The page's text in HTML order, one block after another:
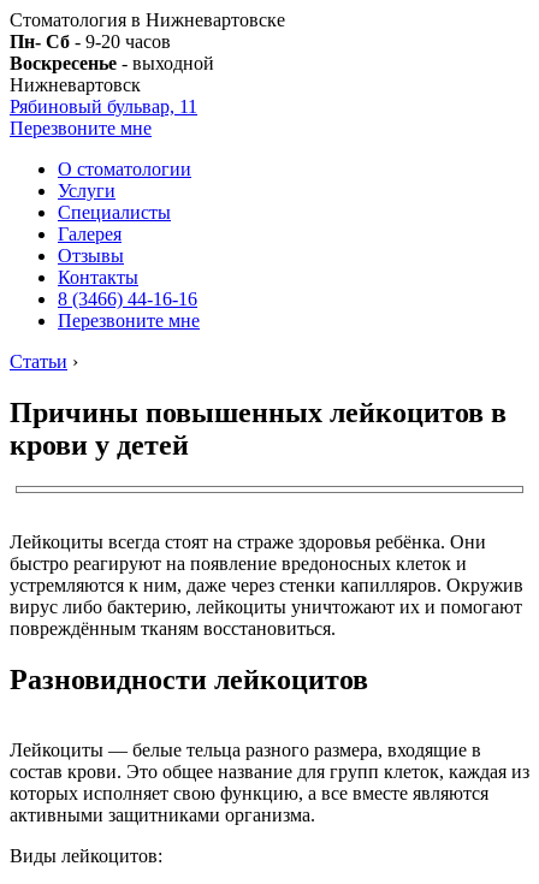
Стоматология в Нижневартовске
Пн- Сб - 9-20 часов
Воскресенье - выходной
Нижневартовск
Рябиновый бульвар, 11
Перезвоните мне
О стоматологии
Услуги
Специалисты
Галерея
Отзывы
Контакты
8 (3466) 44-16-16
Перезвоните мне
Статьи ›
Причины повышенных лейкоцитов в
крови у детей
Лейкоциты всегда стоят на страже здоровья ребёнка. Они
быстро реагируют на появление вредоносных клеток и
устремляются к ним, даже через стенки капилляров. Окружив
вирус либо бактерию, лейкоциты уничтожают их и помогают
повреждённым тканям восстановиться.
Разновидности лейкоцитов
Лейкоциты — белые тельца разного размера, входящие в
состав крови. Это общее название для групп клеток, каждая из
которых исполняет свою функцию, а все вместе являются
активными защитниками организма.
Виды лейкоцитов: